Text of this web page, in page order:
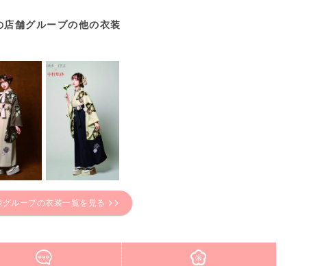
店舗グループの他の衣装
グループの衣装一覧を見る